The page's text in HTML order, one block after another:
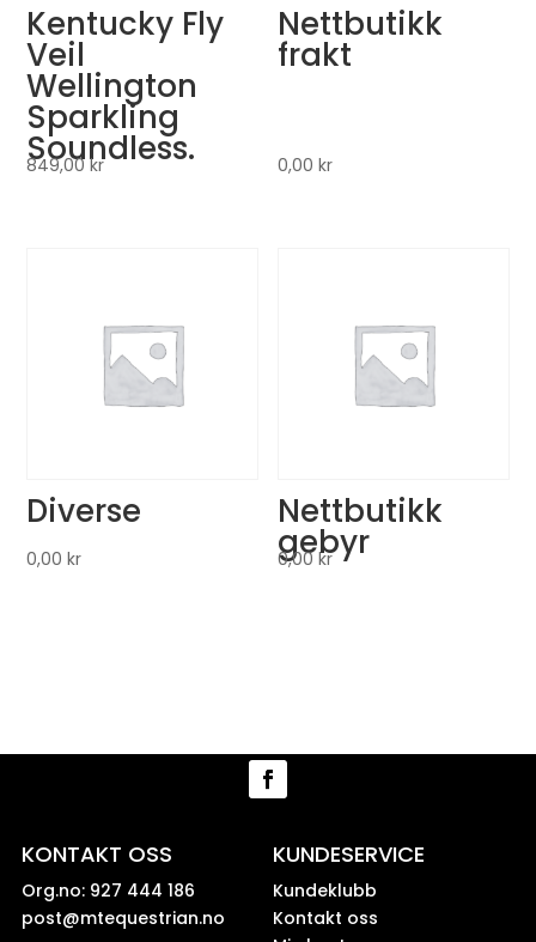
Kentucky Fly
Veil
Wellington
Sparkling
Soundless.
849,00kr
Nettbutikk
frakt
0,00kr
Diverse
0,00kr
Nettbutikk
gebyr
0,00kr
KONTAKT OSS
Org.no: 927 444 186
post@mtequestrian.no
KUNDESERVICE
Kundeklubb
Kontakt oss